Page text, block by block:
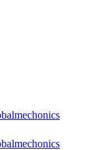
mechonics
mechonics